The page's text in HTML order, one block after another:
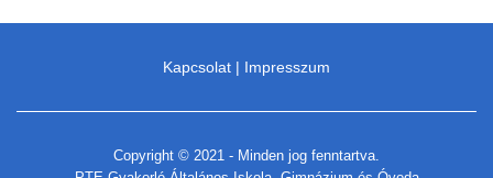
Kapcsolat | Impresszum
Copyright © 2021 - Minden jog fenntartva.